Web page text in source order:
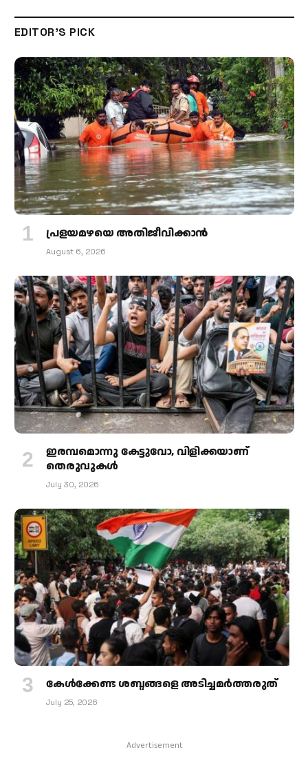
EDITOR'S PICK
പ്രളയമഴയെ അതിജീവിക്കാന്‍
August 6, 2026
ഇരമ്പമൊന്നു കേട്ടുവോ, വിളിക്കയാണ്
തെരുവുകള്‍
July 30, 2026
കേള്‍ക്കേണ്ട ശബ്ദങ്ങളെ അടിച്ചമര്‍ത്തരുത്
July 25, 2026
Advertisement